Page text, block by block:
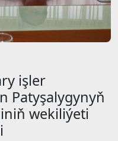
işler
Patyşalygynyň
wekiliýeti